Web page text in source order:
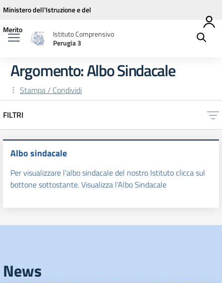
Vai ai contenuti
Vai al menu di navigazione
Vai al footer
Ministero dell'Istruzione e del
Merito
Istituto Comprensivo
Perugia 3
Argomento: Albo Sindacale
Stampa / Condividi
FILTRI
Albo sindacale
Per visualizzare l’albo sindacale del nostro Istituto clicca sul
bottone sottostante. Visualizza l’Albo Sindacale
News